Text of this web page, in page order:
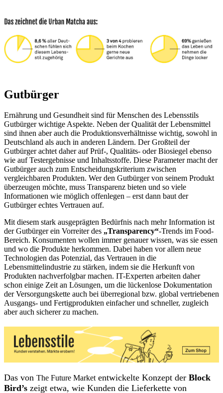
Gutbürger
Ernährung und Gesundheit sind für Menschen des Lebensstils
Gutbürger wichtige Aspekte. Neben der Qualität der Lebensmittel
sind ihnen aber auch die Produktionsverhältnisse wichtig, sowohl in
Deutschland als auch in anderen Ländern. Der Großteil der
Gutbürger achtet daher auf Prüf-, Qualitäts- oder Biosiegel ebenso
wie auf Testergebnisse und Inhaltsstoffe. Diese Parameter macht der
Gutbürger auch zum Entscheidungskriterium zwischen
vergleichbaren Produkten. Wer den Gutbürger von seinem Produkt
überzeugen möchte, muss Transparenz bieten und so viele
Informationen wie möglich offenlegen – erst dann baut der
Gutbürger echtes Vertrauen auf.
Mit diesem stark ausgeprägten Bedürfnis nach mehr Information ist
der Gutbürger ein Vorreiter des „Transparency“-Trends im Food-
Bereich. Konsumenten wollen immer genauer wissen, was sie essen
und wo die Produkte herkommen. Dabei haben vor allem neue
Technologien das Potenzial, das Vertrauen in die
Lebensmittelindustrie zu stärken, indem sie die Herkunft von
Produkten nachverfolgbar machen. IT-Experten arbeiten daher
schon einige Zeit an Lösungen, um die lückenlose Dokumentation
der Versorgungskette auch bei überregional bzw. global vertriebenen
Ausgangs- und Fertigprodukten einfacher und schneller, zugleich
aber auch sicherer zu machen.
Das von The Future Marketentwickelte Konzept der Block
Bird’s zeigt etwa, wie Kunden die Lieferkette von